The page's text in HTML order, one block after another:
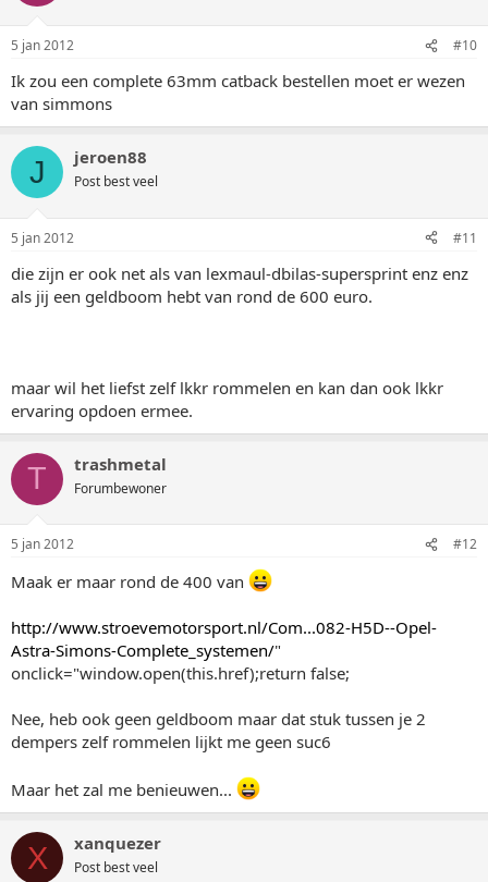
5 jan 2012 #10
Ik zou een complete 63mm catback bestellen moet er wezen
van simmons
J jeroen88
Post best veel
5 jan 2012 #11
die zijn er ook net als van lexmaul-dbilas-supersprint enz enz
als jij een geldboom hebt van rond de 600 euro.
maar wil het liefst zelf lkkr rommelen en kan dan ook lkkr
ervaring opdoen ermee.
T trashmetal
Forumbewoner
5 jan 2012 #12
Maak er maar rond de 400 van
http://www.stroevemotorsport.nl/Com...082-H5D--Opel-
Astra-Simons-Complete_systemen/"
onclick="window.open(this.href);return false;
Nee, heb ook geen geldboom maar dat stuk tussen je 2
dempers zelf rommelen lijkt me geen suc6
Maar het zal me benieuwen...
X xanquezer
Post best veel